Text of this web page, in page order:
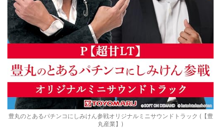
豊丸のとあるパチンコにしみけん参戦オリジナルミニサウンドトラック (【豊
丸産業】)